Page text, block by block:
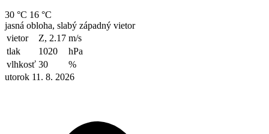
30 °C 16 °C
jasná obloha, slabý západný vietor
vietor
Z, 2.17 m/s
tlak
1020
hPa
vlhkosť 30
%
utorok 11. 8. 2026